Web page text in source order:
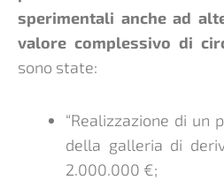
sperimentali anche ad
valore complessivo di
sono state:
“Realizzazione di un
della galleria di
2.000.000 €;